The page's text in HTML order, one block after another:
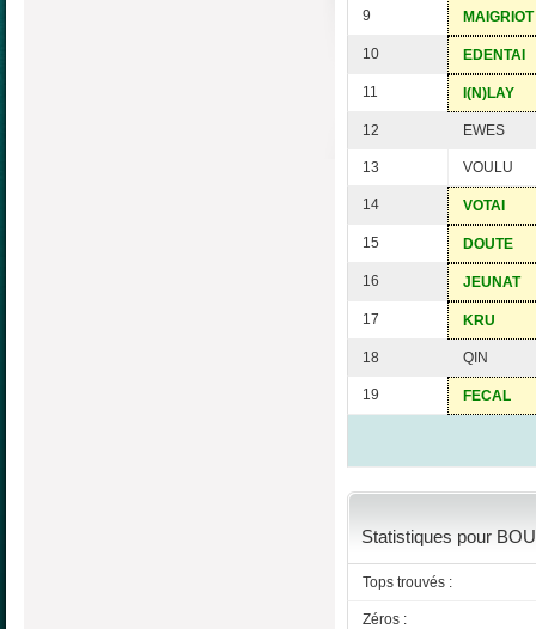
9 MAIGRIOT
10 EDENTAI
11 I(N)LAY
12 EWES
13 VOULU
14 VOTAI
15 DOUTE
16 JEUNAT
17 KRU
18 QIN
19 FECAL
Statistiques pour
Tops trouvés :
Zéros :